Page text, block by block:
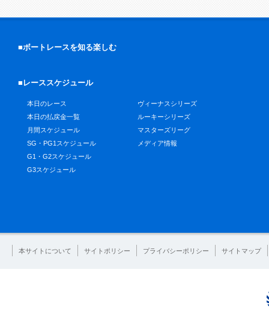
■ボートレースを知る楽しむ
■レーススケジュール
本日のレース
本日の払戻金一覧
月間スケジュール
SG・PG1スケジュール
G1・G2スケジュール
G3スケジュール
ヴィーナスシリーズ
ルーキーシリーズ
マスターズリーグ
メディア情報
本サイトについて サイトポリシー プライバシーポリシー サイトマップ